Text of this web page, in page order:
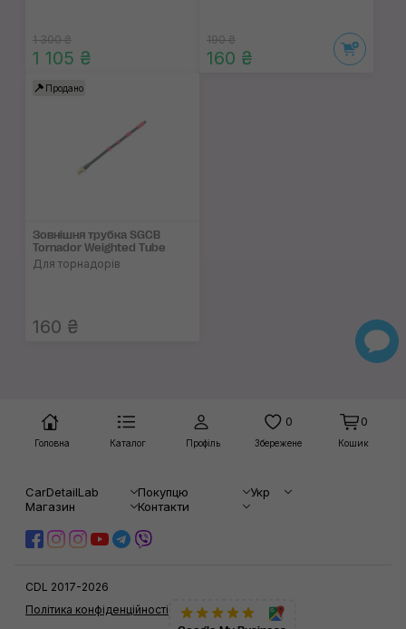
1 300 ₴
1 105 ₴
190 ₴
160 ₴
Продано
Зовнішня трубка SGCB
Tornador Weighted Tube
Для торнадорів
160 ₴
Головна Каталог Профіль
0
Збережене
0
Кошик
CarDetailLab Покупцю
Укр
Магазин
Контакти
CDL 2017-2026
Політика конфіденційності